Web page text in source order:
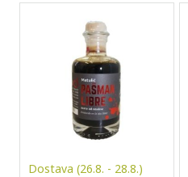
Dostava (26.8. - 28.8.)